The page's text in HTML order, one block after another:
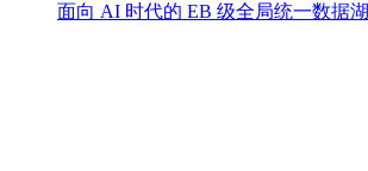
面向 AI 时代的 EB 级全局统一数据湖